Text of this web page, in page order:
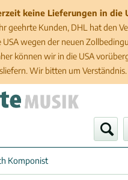
keine Lieferungen in die
geehrte Kunden, DHL hat den
USA wegen der neuen
können wir in die USA
Wir bitten um Verständnis.
Komponist